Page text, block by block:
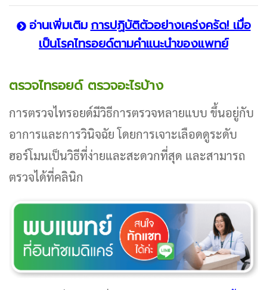
อ่านเพิ่มเติม การปฏิบัติตัวอย่างเคร่งครัด! เมื่อ
เป็นโรคไทรอยด์ตามคำแนะนำของแพทย์
ตรวจไทรอยด์ ตรวจอะไรบ้าง
การตรวจไทรอยด์มีวิธีการตรวจหลายแบบ ขึ้นอยู่กับ
อาการและการวินิจฉัย โดยการเจาะเลือดดูระดับ
ฮอร์โมนเป็นวิธีที่ง่ายและสะดวกที่สุด และสามารถ
ตรวจได้ที่คลินิก